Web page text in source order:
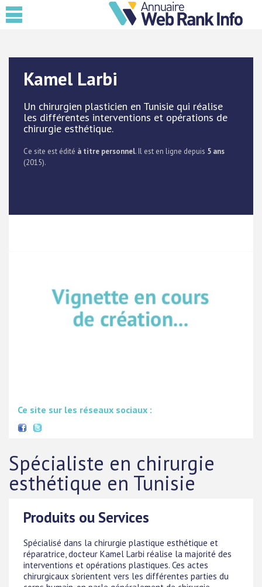
Kamel Larbi
Un chirurgien plasticien en Tunisie qui réalise
les différentes interventions et opérations de
chirurgie esthétique.
Ce site est édité à titre personnel. Il est en ligne depuis 5 ans
(2015).
Ce site sur les réseaux sociaux :
Spécialiste en chirurgie
esthétique en Tunisie
Produits ou Services
Spécialisé dans la chirurgie plastique esthétique et
réparatrice, docteur Kamel Larbi réalise la majorité des
interventions et opérations plastiques. Ces actes
chirurgicaux s'orientent vers les différentes parties du